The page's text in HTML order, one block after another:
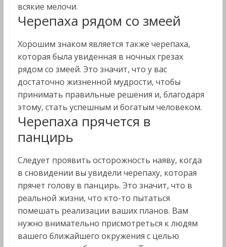
всякие мелочи.
Черепаха рядом со змеей
Хорошим знаком является также черепаха,
которая была увиденная в ночных грезах
рядом со змеей. Это значит, что у вас
достаточно жизненной мудрости, чтобы
принимать правильные решения и, благодаря
этому, стать успешным и богатым человеком.
Черепаха прячется в
панцирь
Следует проявить осторожность наяву, когда
в сновидении вы увидели черепаху, которая
прячет голову в панцирь. Это значит, что в
реальной жизни, что кто-то пытаться
помешать реализации ваших планов. Вам
нужно внимательно присмотреться к людям
вашего ближайшего окружения с целью